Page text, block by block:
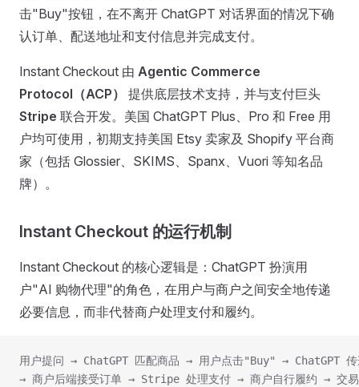
击"Buy"按钮，在不离开 ChatGPT 对话界面的情况下确
认订单、配送地址和支付信息并完成支付。
Instant Checkout 由 Agentic Commerce
Protocol（ACP）
提供底层技术支持，并与支付巨头
Stripe 联合开发。美国 ChatGPT Plus、Pro 和 Free 用
户均可使用，初期支持美国 Etsy 卖家及 Shopify 平台商
家（包括 Glossier、SKIMS、Spanx、Vuori 等知名品
牌）。
Instant Checkout 的运行机制
Instant Checkout 的核心逻辑是：ChatGPT 扮演用
户"AI 购物代理"的角色，在用户与商户之间安全地传递
必要信息，而非代替商户处理支付和履约。
用户提问 → ChatGPT 匹配商品 → 用户点击"Buy" → ChatGPT 传
→ 商户后端接受订单 → Stripe 处理支付 → 商户自行履约 → 交易